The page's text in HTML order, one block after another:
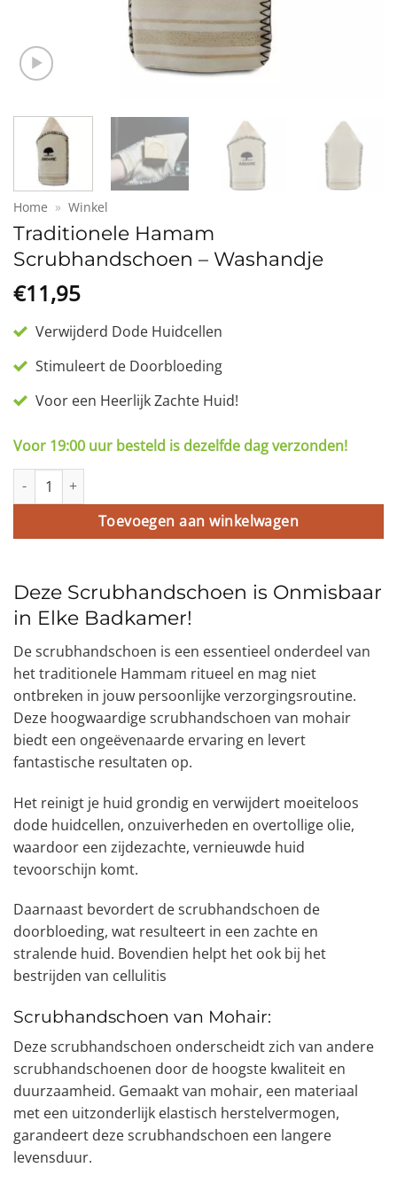
Home » Winkel
Traditionele Hamam
Scrubhandschoen – Washandje
€11,95
Verwijderd Dode Huidcellen
Stimuleert de Doorbloeding
Voor een Heerlijk Zachte Huid!
Voor 19:00 uur besteld is dezelfde dag verzonden!
Traditionele Hamam Scrubhandschoen - Washandje aantal
Toevoegen aan winkelwagen
Deze Scrubhandschoen is Onmisbaar
in Elke Badkamer!
De scrubhandschoen is een essentieel onderdeel van
het traditionele Hammam ritueel en mag niet
ontbreken in jouw persoonlijke verzorgingsroutine.
Deze hoogwaardige scrubhandschoen van mohair
biedt een ongeëvenaarde ervaring en levert
fantastische resultaten op.
Het reinigt je huid grondig en verwijdert moeiteloos
dode huidcellen, onzuiverheden en overtollige olie,
waardoor een zijdezachte, vernieuwde huid
tevoorschijn komt.
Daarnaast bevordert de scrubhandschoen de
doorbloeding, wat resulteert in een zachte en
stralende huid. Bovendien helpt het ook bij het
bestrijden van cellulitis
Scrubhandschoen van Mohair:
Deze scrubhandschoen onderscheidt zich van andere
scrubhandschoenen door de hoogste kwaliteit en
duurzaamheid. Gemaakt van mohair, een materiaal
met een uitzonderlijk elastisch herstelvermogen,
garandeert deze scrubhandschoen een langere
levensduur.